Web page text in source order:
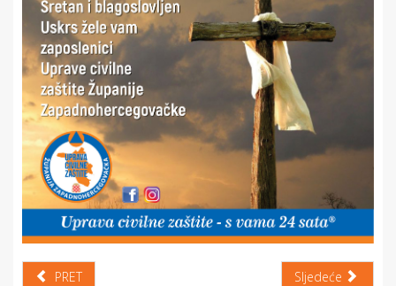
PRET Sljedeće